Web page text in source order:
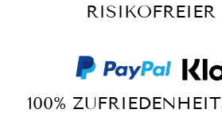
RISIKOFREIER
100%